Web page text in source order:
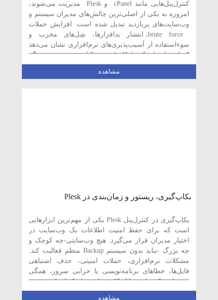
کنترل‌پنل‌هایی مانند cPanel و Plesk مدیریت می‌شوند،
امروزه به یکی از اصلی‌ترین چالش‌های مدیران سیستم و
وب‌سایت‌های پربازدید تبدیل شده است. افزایش حملات
brute force، انتشار بدافزارها، شِل‌های مخرب و
سوءاستفاده از آسیب‌پذیری‌های نرم‌افزاری نشان می‌دهد
که استفاده از یک راهکار امنیتی یکپارچه و هوشمند دیگر
یک انتخاب […]
مشاهده
بکاپ‌گیری، ریستور و زمان‌بندی در Plesk
بکاپ‌گیری در کنترل‌پنل Plesk یکی از مهم‌ترین ابزارهایی
است که برای حفظ امنیت اطلاعات یک وب‌سایت در
اختیار مدیران قرار می‌گیرد. هیچ وب‌سایتی-چه کوچک و
چه بزرگ -نباید بدون سیستم Backup منظم فعالیت کند.
مشکلات نرم‌افزاری، حملات امنیتی، حذف اشتباهی
فایل‌ها، خطاهای برنامه‌نویسی یا خرابی سرور، همگی
می‌توانند یک سایت را از کار بیندازند. پلسک […]
مشاهده